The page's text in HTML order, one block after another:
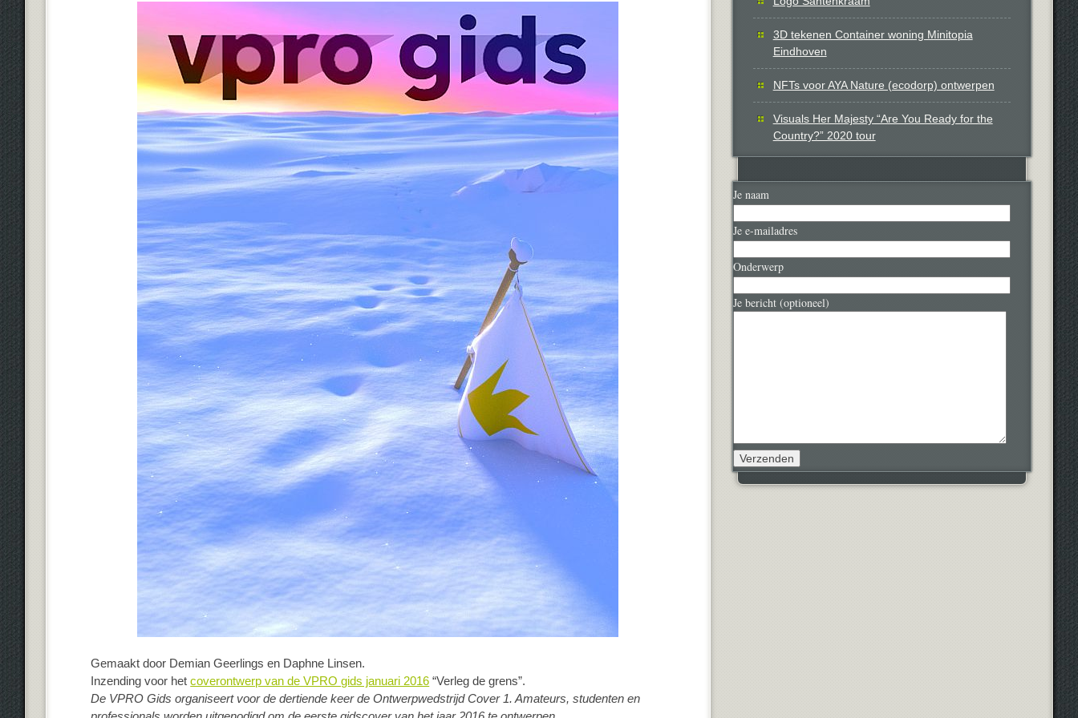
Gemaakt door Demian Geerlings en Daphne Linsen.
Inzending voor hetcoverontwerp van de VPRO gids januari 2016 “Verleg de grens”.
De VPRO Gids organiseert voor de dertiende keer de Ontwerpwedstrijd Cover 1. Amateurs, studenten en
3D tekenen Container woning Minitopia
Eindhoven
NFTs voor AYA Nature (ecodorp) ontwerpen
Visuals Her Majesty “Are You Ready for the
Country?” 2020 tour
Je naam
Je e-mailadres
Onderwerp
Je bericht (optioneel)